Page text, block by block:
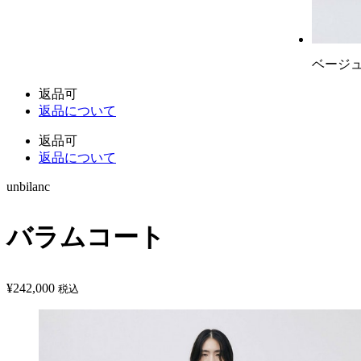
ベージ
返品可
返品について
返品可
返品について
unbilanc
バラムコート
¥242,000 税込